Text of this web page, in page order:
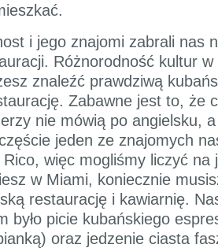
i jego znajomi zabrali nas
Różnorodność kultur
znaleźć prawdziwą
Zabawne jest to, że
nie mówią po angielsku,
jeden ze znajomych
więc mogliśmy liczyć na
w Miami, koniecznie
restaurację i kawiarnię.
było picie kubańskiego
oraz jedzenie ciasta